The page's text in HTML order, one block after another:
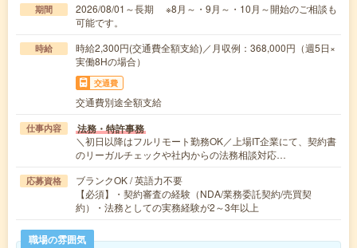
期間
2026/08/01～長期 ※8月～・9月～・10月～開始のご相談も
可能です。
時給
時給2,300円(交通費全額支給)／月収例：368,000円（週5日×
実働8Hの場合）
交通費
交通費別途全額支給
仕事内容 法務・特許事務
＼初日以降はフルリモート勤務OK／上場IT企業にて、契約書
のリーガルチェックや社内からの法務相談対応…
応募資格
ブランクOK / 英語力不要
【必須】・契約審査の経験（NDA/業務委託契約/売買契
約）・法務としての実務経験が2～3年以上
職場の雰囲気